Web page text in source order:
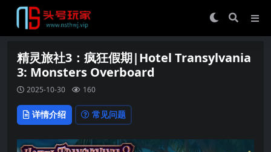
精灵旅社3：疯狂假期|Hotel Transylvania
3: Monsters Overboard
2025-10-30 160
详情介绍 常见问题